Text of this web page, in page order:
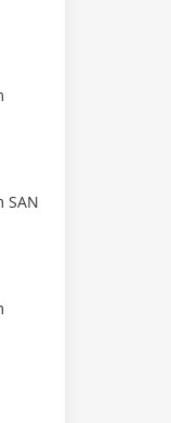
SAN